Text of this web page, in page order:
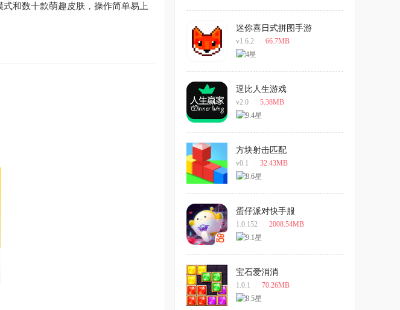
和数十款萌趣皮肤，操作简单易上
迷你喜日式拼图手游
v1.6.2 66.7MB
逗比人生游戏
v2.0 5.38MB
方块射击匹配
v0.1 32.43MB
蛋仔派对快手服
1.0.152 2008.54MB
宝石爱消消
1.0.1 70.26MB